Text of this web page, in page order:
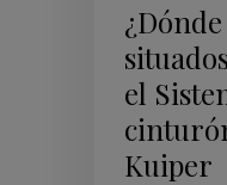
el
Kuiper